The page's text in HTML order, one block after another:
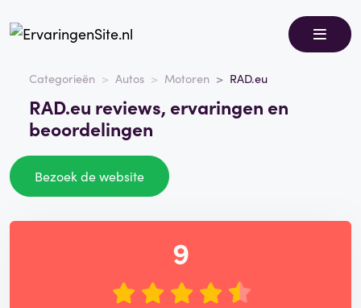
Categorieën Autos Motoren RAD.eu
RAD.eu reviews, ervaringen en
beoordelingen
Bezoek de website
9